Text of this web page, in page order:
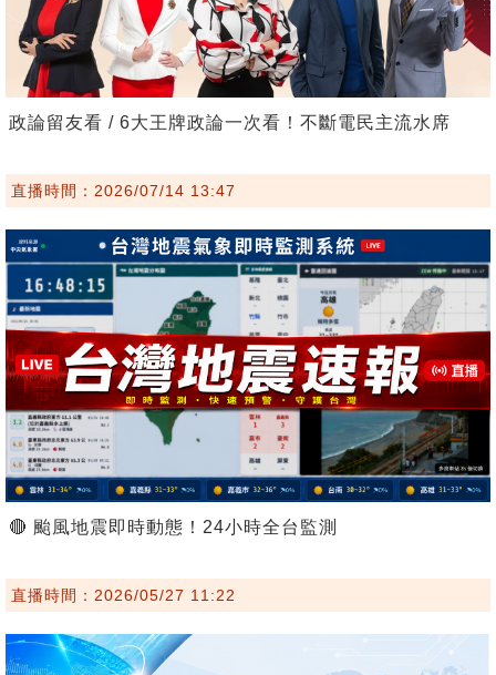
政論留友看 / 6大王牌政論一次看！不斷電民主流水席
直播時間：2026/07/14 13:47
🔴 颱風地震即時動態！24小時全台監測
直播時間：2026/05/27 11:22